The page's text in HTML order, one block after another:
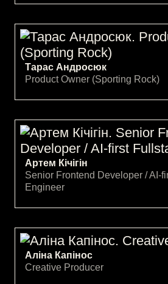
Тарас Андросюк
Product Owner (Sporting Rock)
Артем Кічігін
Senior Frontend Developer / AI-
Engineer
Аліна Капінос
Creative Producer